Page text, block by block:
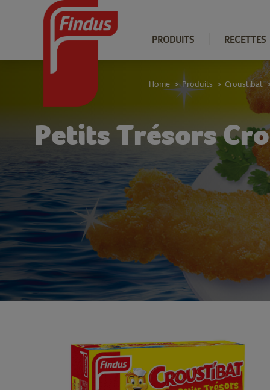
PRODUITS RECETTES
Petits Trésors
Home > Produits > Croustibat